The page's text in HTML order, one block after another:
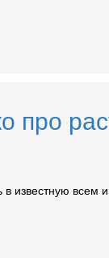
про
известную всем